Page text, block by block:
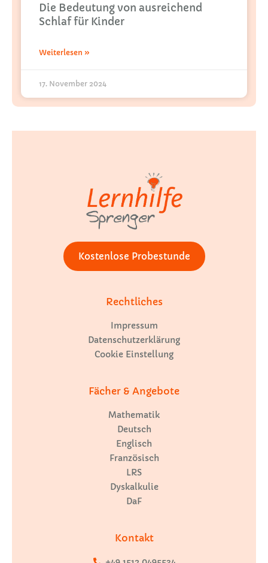
Die Bedeutung von ausreichend
Schlaf für Kinder
Weiterlesen »
17. November 2024
Kostenlose Probestunde
Rechtliches
Impressum
Datenschutzerklärung
Cookie Einstellung
Fächer & Angebote
Mathematik
Deutsch
Englisch
Französisch
LRS
Dyskalkulie
DaF
Kontakt